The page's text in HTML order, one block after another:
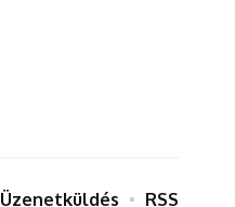
Üzenetküldés RSS